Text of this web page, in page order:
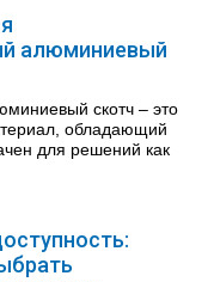
алюминиевый
скотч – это
обладающий
для решений как